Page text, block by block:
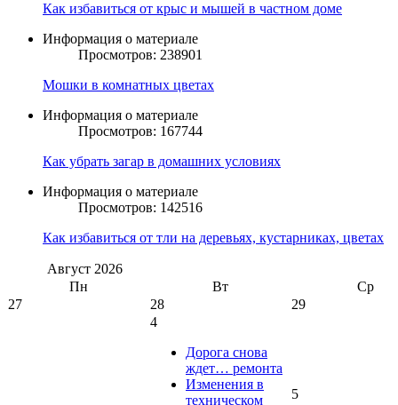
Как избавиться от крыс и мышей в частном доме
Информация о материале
Просмотров: 238901
Мошки в комнатных цветах
Информация о материале
Просмотров: 167744
Как убрать загар в домашних условиях
Информация о материале
Просмотров: 142516
Как избавиться от тли на деревьях, кустарниках, цветах
Август 2026
Пн
Вт
Ср
27
28
29
4
Дорога снова
ждет… ремонта
Изменения в
техническом
5